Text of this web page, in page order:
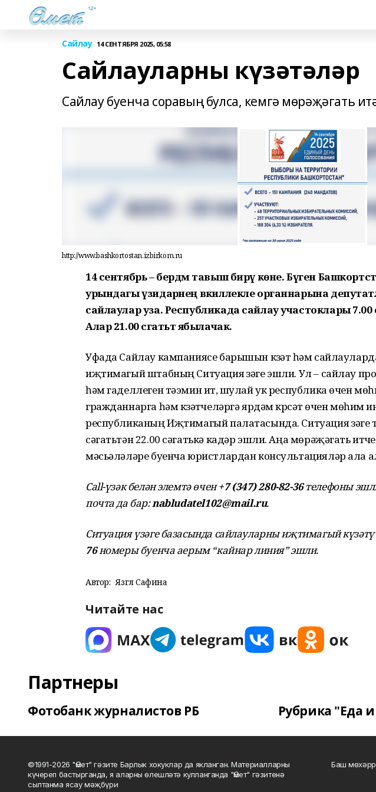
Сайлау 14 СЕНТЯБРЯ 2025, 05:58
Сайлауларны күзәтәләр
Сайлау буенча соравың булса, кемгә мөрәҗәгать
http://www.bashkortostan.izbirkom.ru
14 сентябрь – бердәм тавыш бирү көне. Бүген
урындагы үзидарәнең вәкиллекле органнарына
сайлаулар уза. Республикада сайлау участоклары 7.00
Алар 21.00 сәгатьтә ябылачак.
Уфада Сайлау кампаниясе барышын күзәтү һәм
иҗтимагый штабның Ситуация үзәге эшли. Ул – сайлау
һәм гаделлеген тәэмин итү, шулай ук республика өчен
гражданнарга һәм күзәтүчеләргә ярдәм күрсәтү өчен мөһим
республиканың Иҗтимагый палатасында. Ситуация үзәге
сәгатьтән 22.00 сәгатькә кадәр эшли. Аңа мөрәҗәгать
мәсьәләләре буенча юристлардан консультацияләр ала
Call-үзәк белән элемтә өчен+7 (347) 280-82-36телефоны
почта да бар:nabludatel102@mail.ru.
Ситуация үзәге базасында сайлауларны иҗтимагый
76номеры буенча аерым “кайнар линия” эшли.
Автор: Язгөл Сафина
Читайте нас
Партнеры
Фотобанк журналистов РБ Рубрика "Еда
©1991-2026 "Өмет" гәзите Барлык хокуклар да якланган. Материалларны
күчереп бастырганда, я аларны өлешләтә кулланганда "Өмет" гәзитенә
сылтанма ясау мәҗбүри
Баш